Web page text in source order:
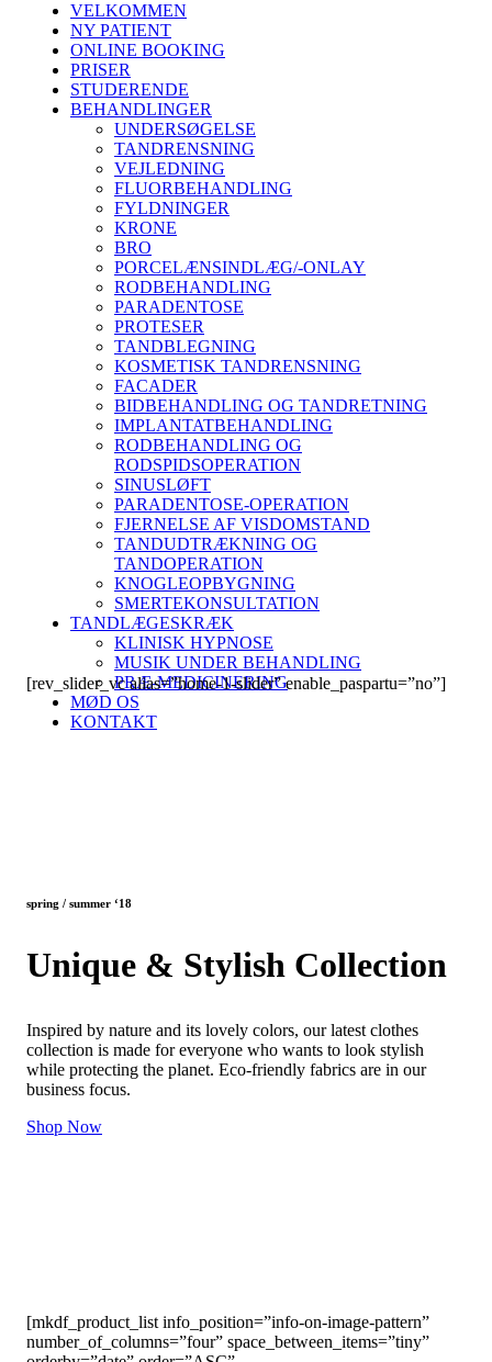
VELKOMMEN
NY PATIENT
ONLINE BOOKING
PRISER
STUDERENDE
BEHANDLINGER
UNDERSØGELSE
TANDRENSNING
VEJLEDNING
FLUORBEHANDLING
FYLDNINGER
KRONE
BRO
PORCELÆNSINDLÆG/-ONLAY
RODBEHANDLING
PARADENTOSE
PROTESER
TANDBLEGNING
KOSMETISK TANDRENSNING
FACADER
BIDBEHANDLING OG TANDRETNING
IMPLANTATBEHANDLING
RODBEHANDLING OG
RODSPIDSOPERATION
SINUSLØFT
PARADENTOSE-OPERATION
FJERNELSE AF VISDOMSTAND
TANDUDTRÆKNING OG
TANDOPERATION
KNOGLEOPBYGNING
SMERTEKONSULTATION
TANDLÆGESKRÆK
KLINISK HYPNOSE
MUSIK UNDER BEHANDLING
PRÆ-MEDICINERING
MØD OS
KONTAKT
[rev_slider_vc alias=”home-1-slider” enable_paspartu=”no”]
spring / summer ‘18
Unique & Stylish Collection
Inspired by nature and its lovely colors, our latest clothes
collection is made for everyone who wants to look stylish
while protecting the planet. Eco-friendly fabrics are in our
business focus.
Shop Now
[mkdf_product_list info_position=”info-on-image-pattern”
number_of_columns=”four” space_between_items=”tiny”